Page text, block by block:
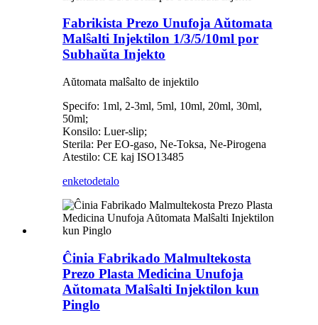
Fabrikista Prezo Unufoja Aŭtomata
Malŝalti Injektilon 1/3/5/10ml por
Subhaŭta Injekto
Aŭtomata malŝalto de injektilo
Specifo: 1ml, 2-3ml, 5ml, 10ml, 20ml, 30ml,
50ml;
Konsilo: Luer-slip;
Sterila: Per EO-gaso, Ne-Toksa, Ne-Pirogena
Atestilo: CE kaj ISO13485
enketodetalo
Ĉinia Fabrikado Malmultekosta
Prezo Plasta Medicina Unufoja
Aŭtomata Malŝalti Injektilon kun
Pinglo